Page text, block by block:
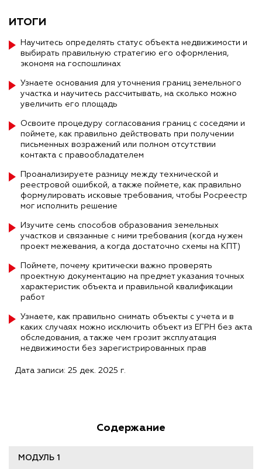
ИТОГИ
Научитесь определять статус объекта недвижимости и
выбирать правильную стратегию его оформления,
экономя на госпошлинах
Узнаете основания для уточнения границ земельного
участка и научитесь рассчитывать, на сколько можно
увеличить его площадь
Освоите процедуру согласования границ с соседями и
поймете, как правильно действовать при получении
письменных возражений или полном отсутствии
контакта с правообладателем
Проанализируете разницу между технической и
реестровой ошибкой, а также поймете, как правильно
формулировать исковые требования, чтобы Росреестр
мог исполнить решение
Изучите семь способов образования земельных
участков и связанные с ними требования (когда нужен
проект межевания, а когда достаточно схемы на КПТ)
Поймете, почему критически важно проверять
проектную документацию на предмет указания точных
характеристик объекта и правильной квалификации
работ
Узнаете, как правильно снимать объекты с учета и в
каких случаях можно исключить объект из ЕГРН без акта
обследования, а также чем грозит эксплуатация
недвижимости без зарегистрированных прав
Дата записи: 25 дек. 2025 г.
Содержание
МОДУЛЬ 1